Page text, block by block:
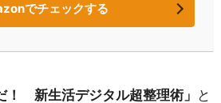
でチェックする
！ 新生活デジタル超整理術」 と